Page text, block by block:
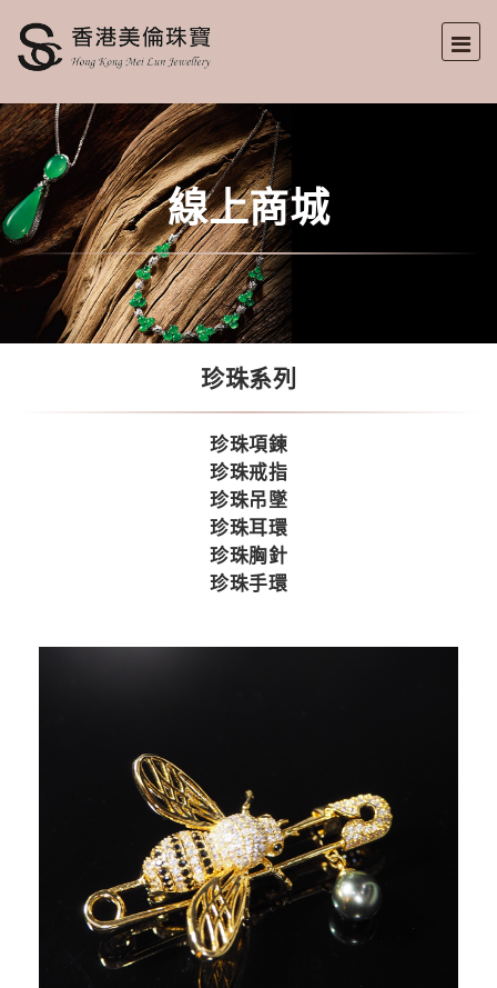
線上商城
珍珠系列
珍珠項鍊
珍珠戒指
珍珠吊墜
珍珠耳環
珍珠胸針
珍珠手環